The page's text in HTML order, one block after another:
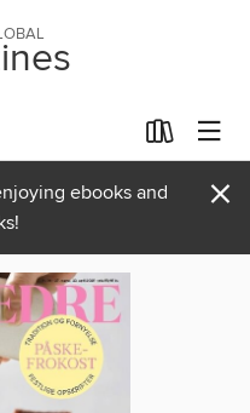
ebooks and
×